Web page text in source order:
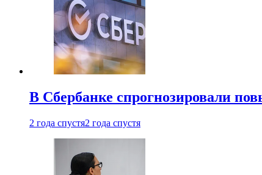
В Сбербанке спрогнозировали
2 года спустя2 года спустя